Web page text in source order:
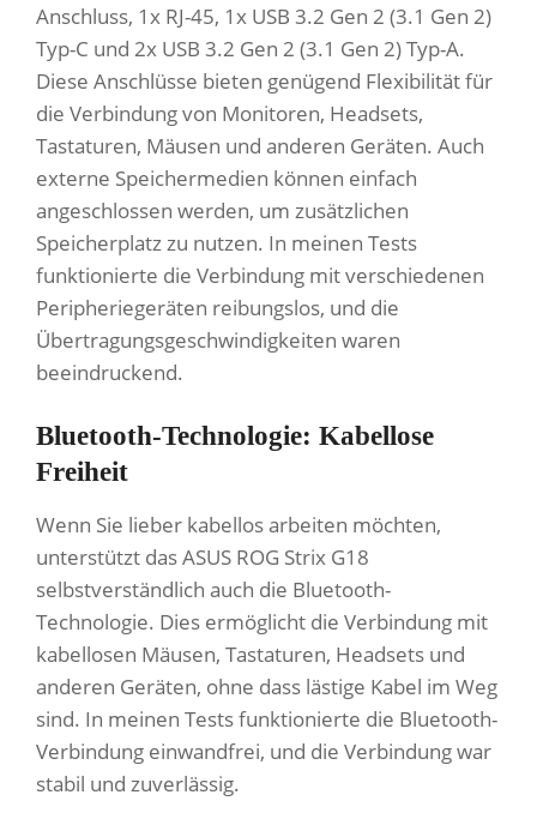
Anschluss, 1x RJ-45, 1x USB 3.2 Gen 2 (3.1 Gen 2)
Typ-C und 2x USB 3.2 Gen 2 (3.1 Gen 2) Typ-A.
Diese Anschlüsse bieten genügend Flexibilität für
die Verbindung von Monitoren, Headsets,
Tastaturen, Mäusen und anderen Geräten. Auch
externe Speichermedien können einfach
angeschlossen werden, um zusätzlichen
Speicherplatz zu nutzen. In meinen Tests
funktionierte die Verbindung mit verschiedenen
Peripheriegeräten reibungslos, und die
Übertragungsgeschwindigkeiten waren
beeindruckend.
Bluetooth-Technologie: Kabellose
Freiheit
Wenn Sie lieber kabellos arbeiten möchten,
unterstützt das ASUS ROG Strix G18
selbstverständlich auch die Bluetooth-
Technologie. Dies ermöglicht die Verbindung mit
kabellosen Mäusen, Tastaturen, Headsets und
anderen Geräten, ohne dass lästige Kabel im Weg
sind. In meinen Tests funktionierte die Bluetooth-
Verbindung einwandfrei, und die Verbindung war
stabil und zuverlässig.